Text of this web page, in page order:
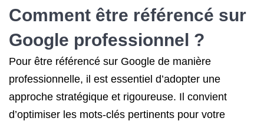
Comment être référencé sur
Google professionnel ?
Pour être référencé sur Google de manière
professionnelle, il est essentiel d’adopter une
approche stratégique et rigoureuse. Il convient
d’optimiser les mots-clés pertinents pour votre